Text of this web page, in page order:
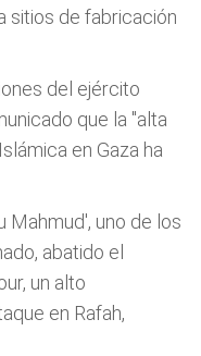
sitios de fabricación
del ejército
que la "alta
en Gaza ha
Mahmud', uno de los
abatido el
un alto
en Rafah,